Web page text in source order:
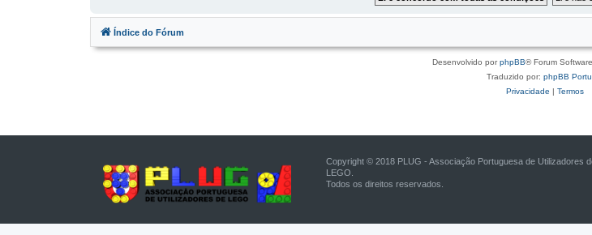
Índice do Fórum
Desenvolvido porphpBB® Forum
Traduzido por: phpBB
Privacidade
Termos
Copyright © 2018 PLUG - Associação Portuguesa de Utilizadores
LEGO.
Todos os direitos reservados.